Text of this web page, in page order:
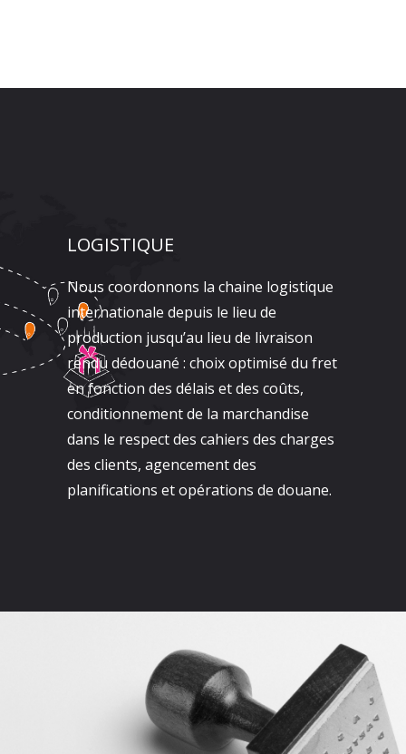
LOGISTIQUE
Nous coordonnons la chaine logistique
internationale depuis le lieu de
production jusqu’au lieu de livraison
rendu dédouané : choix optimisé du fret
en fonction des délais et des coûts,
conditionnement de la marchandise
dans le respect des cahiers des charges
des clients, agencement des
planifications et opérations de douane.